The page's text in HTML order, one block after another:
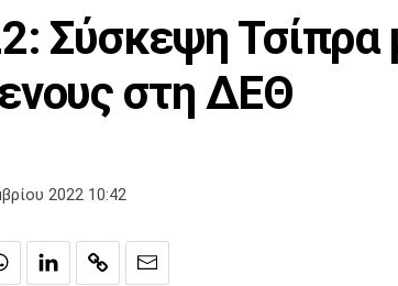
Σύσκεψη Τσίπρα
στη ΔΕΘ
2022 10:42